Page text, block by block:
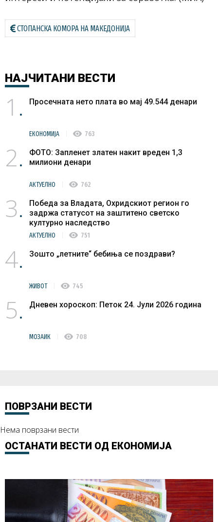
СТОПАНСКА КОМОРА НА МАКЕДОНИЈА
НАЈЧИТАНИ ВЕСТИ
1 Просечната нето плата во мај 49.544 денари
ЕКОНОМИЈА visibility 763
2
ФОТО: Запленет златен накит вреден 1,3
милиони денари
АКТУЕЛНО visibility 762
3
Победа за Владата, Охридскиот регион го
задржа статусот на заштитено светско
културно наследство
АКТУЕЛНО visibility 751
4 Зошто „летните“ бебиња се поздрави?
ЖИВОТ visibility 745
5 Дневен хороскоп: Петок 24. Јули 2026 година
МОЗАИК visibility 708
ПОВРЗАНИ ВЕСТИ
Нема поврзани вести
ОСТАНАТИ ВЕСТИ ОД ЕКОНОМИЈА